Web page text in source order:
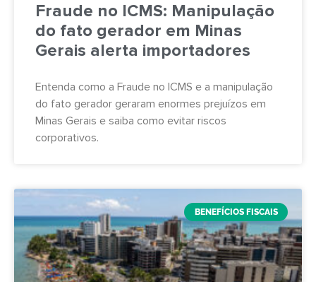
Fraude no ICMS: Manipulação
do fato gerador em Minas
Gerais alerta importadores
Entenda como a Fraude no ICMS e a manipulação
do fato gerador geraram enormes prejuízos em
Minas Gerais e saiba como evitar riscos
corporativos.
BENEFÍCIOS FISCAIS